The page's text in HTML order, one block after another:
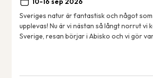
Sveriges natur är fantastisk och något
upplevas! Nu är vi nästan så långt norrut vi
Sverige, resan börjar i Abisko och vi gör